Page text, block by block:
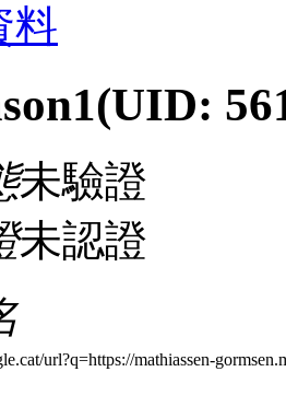
料
(UID:
未驗證
未認證
url?q=https://mathiassen-